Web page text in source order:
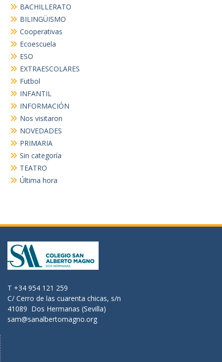
BACHILLERATO
BILINGÜISMO
Cooperativas
Ecoescuela
ESO
EXTRAESCOLARES
Futbol
INFANTIL
INFORMACIÓN
Nos visitaron
NOVEDADES
PRIMARIA
Sin categoría
TEATRO
Última hora
T +34 954 121 259
C/ Cerro de las cuarenta chicas, s/n
41089 Dos Hermanas (Sevilla)
sam@sanalbertomagno.org